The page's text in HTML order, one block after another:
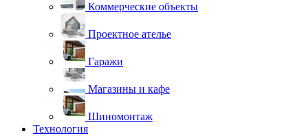
Коммерческие объекты
Проектное ателье
Гаражи
Магазины и кафе
Шиномонтаж
Технология